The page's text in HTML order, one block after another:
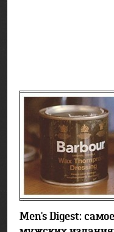
Men's Digest: